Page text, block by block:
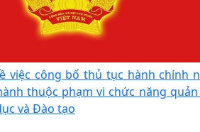
việc công bố thủ tục hành chính
thuộc phạm vi chức năng
và Đào tạo